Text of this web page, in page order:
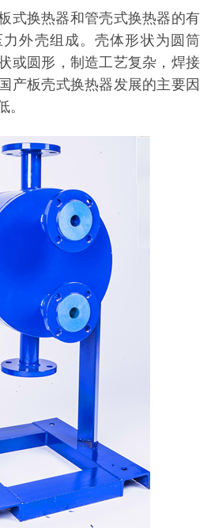
式换热器和管壳式换热器的有
外壳组成。壳体形状为圆筒
或圆形，制造工艺复杂，焊接
产板壳式换热器发展的主要因
。